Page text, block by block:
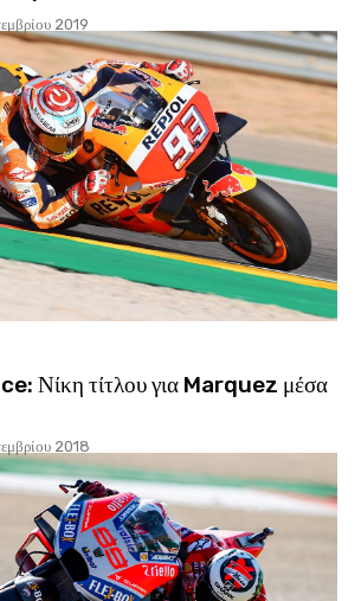
2019
Νίκη τίτλου για Marquez μέσα
2018